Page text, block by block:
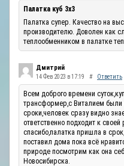
Палатка куб 3х3
Палатка супер. Качество на
производителю. Доволен как
теплообменником в палатке
Дмитрий
14 Фев 2023 в 17:19 # Ответить
Всем доброго времени
трансформер,с Виталием были
сроки,человек сразу видно
ответственно подходит к
спасибо,палатка пришла в
поставил дома пока всё
природе посмотрим как она
Новосибирска.